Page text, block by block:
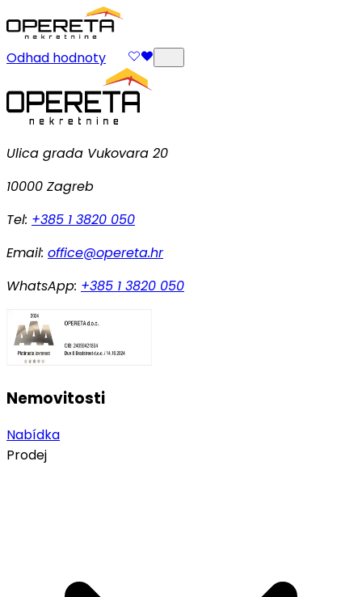
Odhad hodnoty
Ulica grada Vukovara 20
10000 Zagreb
Tel: +385 1 3820 050
Email: office@opereta.hr
WhatsApp: +385 1 3820 050
Nemovitosti
Nabídka
Prodej